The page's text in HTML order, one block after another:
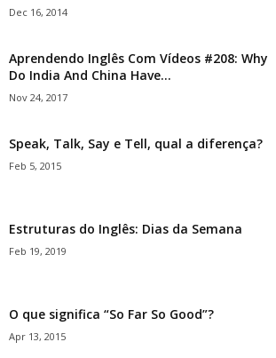
Dec 16, 2014
Aprendendo Inglês Com Vídeos #208: Why
Do India And China Have...
Nov 24, 2017
Speak, Talk, Say e Tell, qual a diferença?
Feb 5, 2015
Estruturas do Inglês: Dias da Semana
Feb 19, 2019
O que significa “So Far So Good”?
Apr 13, 2015